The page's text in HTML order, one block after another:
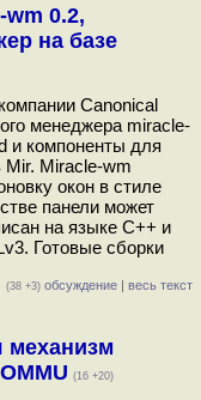
0.2,
на базе
Canonical
менеджера miracle-
и компоненты для
Mir. Miracle-wm
окон в стиле
панели может
на языке C++ и
Готовые сборки
(38 +3) обсуждение | весь текст
механизм
(16 +20)